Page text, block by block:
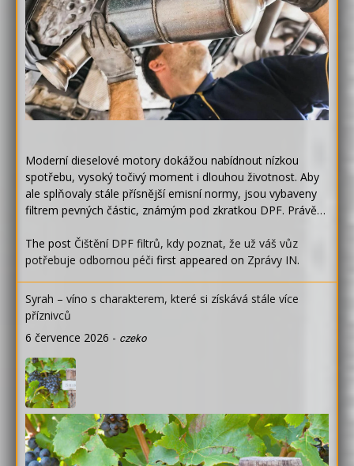
Moderní dieselové motory dokážou nabídnout nízkou
spotřebu, vysoký točivý moment i dlouhou životnost. Aby
ale splňovaly stále přísnější emisní normy, jsou vybaveny
filtrem pevných částic, známým pod zkratkou DPF. Právě…
The post Čištění DPF filtrů, kdy poznat, že už váš vůz
potřebuje odbornou péči first appeared on Zprávy IN.
Syrah – víno s charakterem, které si získává stále více
příznivců
6 července 2026 - czeko